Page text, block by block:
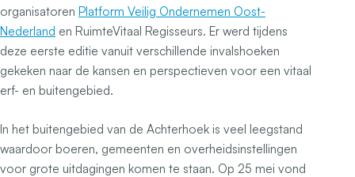
organisatoren Platform Veilig Ondernemen Oost-
Nederland en RuimteVitaal Regisseurs. Er werd tijdens
deze eerste editie vanuit verschillende invalshoeken
gekeken naar de kansen en perspectieven voor een vitaal
erf- en buitengebied.
In het buitengebied van de Achterhoek is veel leegstand
waardoor boeren, gemeenten en overheidsinstellingen
voor grote uitdagingen komen te staan. Op 25 mei vond